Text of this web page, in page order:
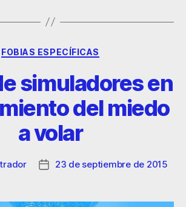
FOBIAS ESPECÍFICAS
simuladores en
del miedo
a volar
23 de septiembre de 2015